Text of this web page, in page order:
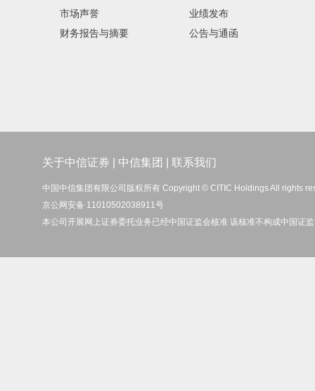
市场声誉
财务报告与摘要
业绩发布
公告与通函
关于中信证券 中信集团 联系我们
中国中信集团有限公司版权所有 Copyright © CITIC Holdings All rights
京公网安备 11010502038911号
本公司开展网上证券委托业务已经中国证监会核准 该核准不构成中国证